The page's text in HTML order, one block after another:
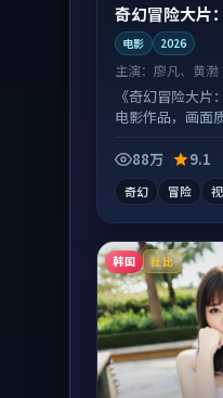
奇幻冒险大片
电影 2026
主演： 廖凡、黄渤
《奇幻冒险大片
电影作品，画面
88万
9.1
奇幻 冒险
韩国 杜比